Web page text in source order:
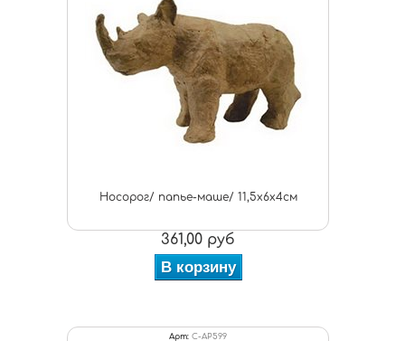
Носорог/ папье-маше/ 11,5х6х4см
361,00 руб
В корзину
Арт: C-AP599